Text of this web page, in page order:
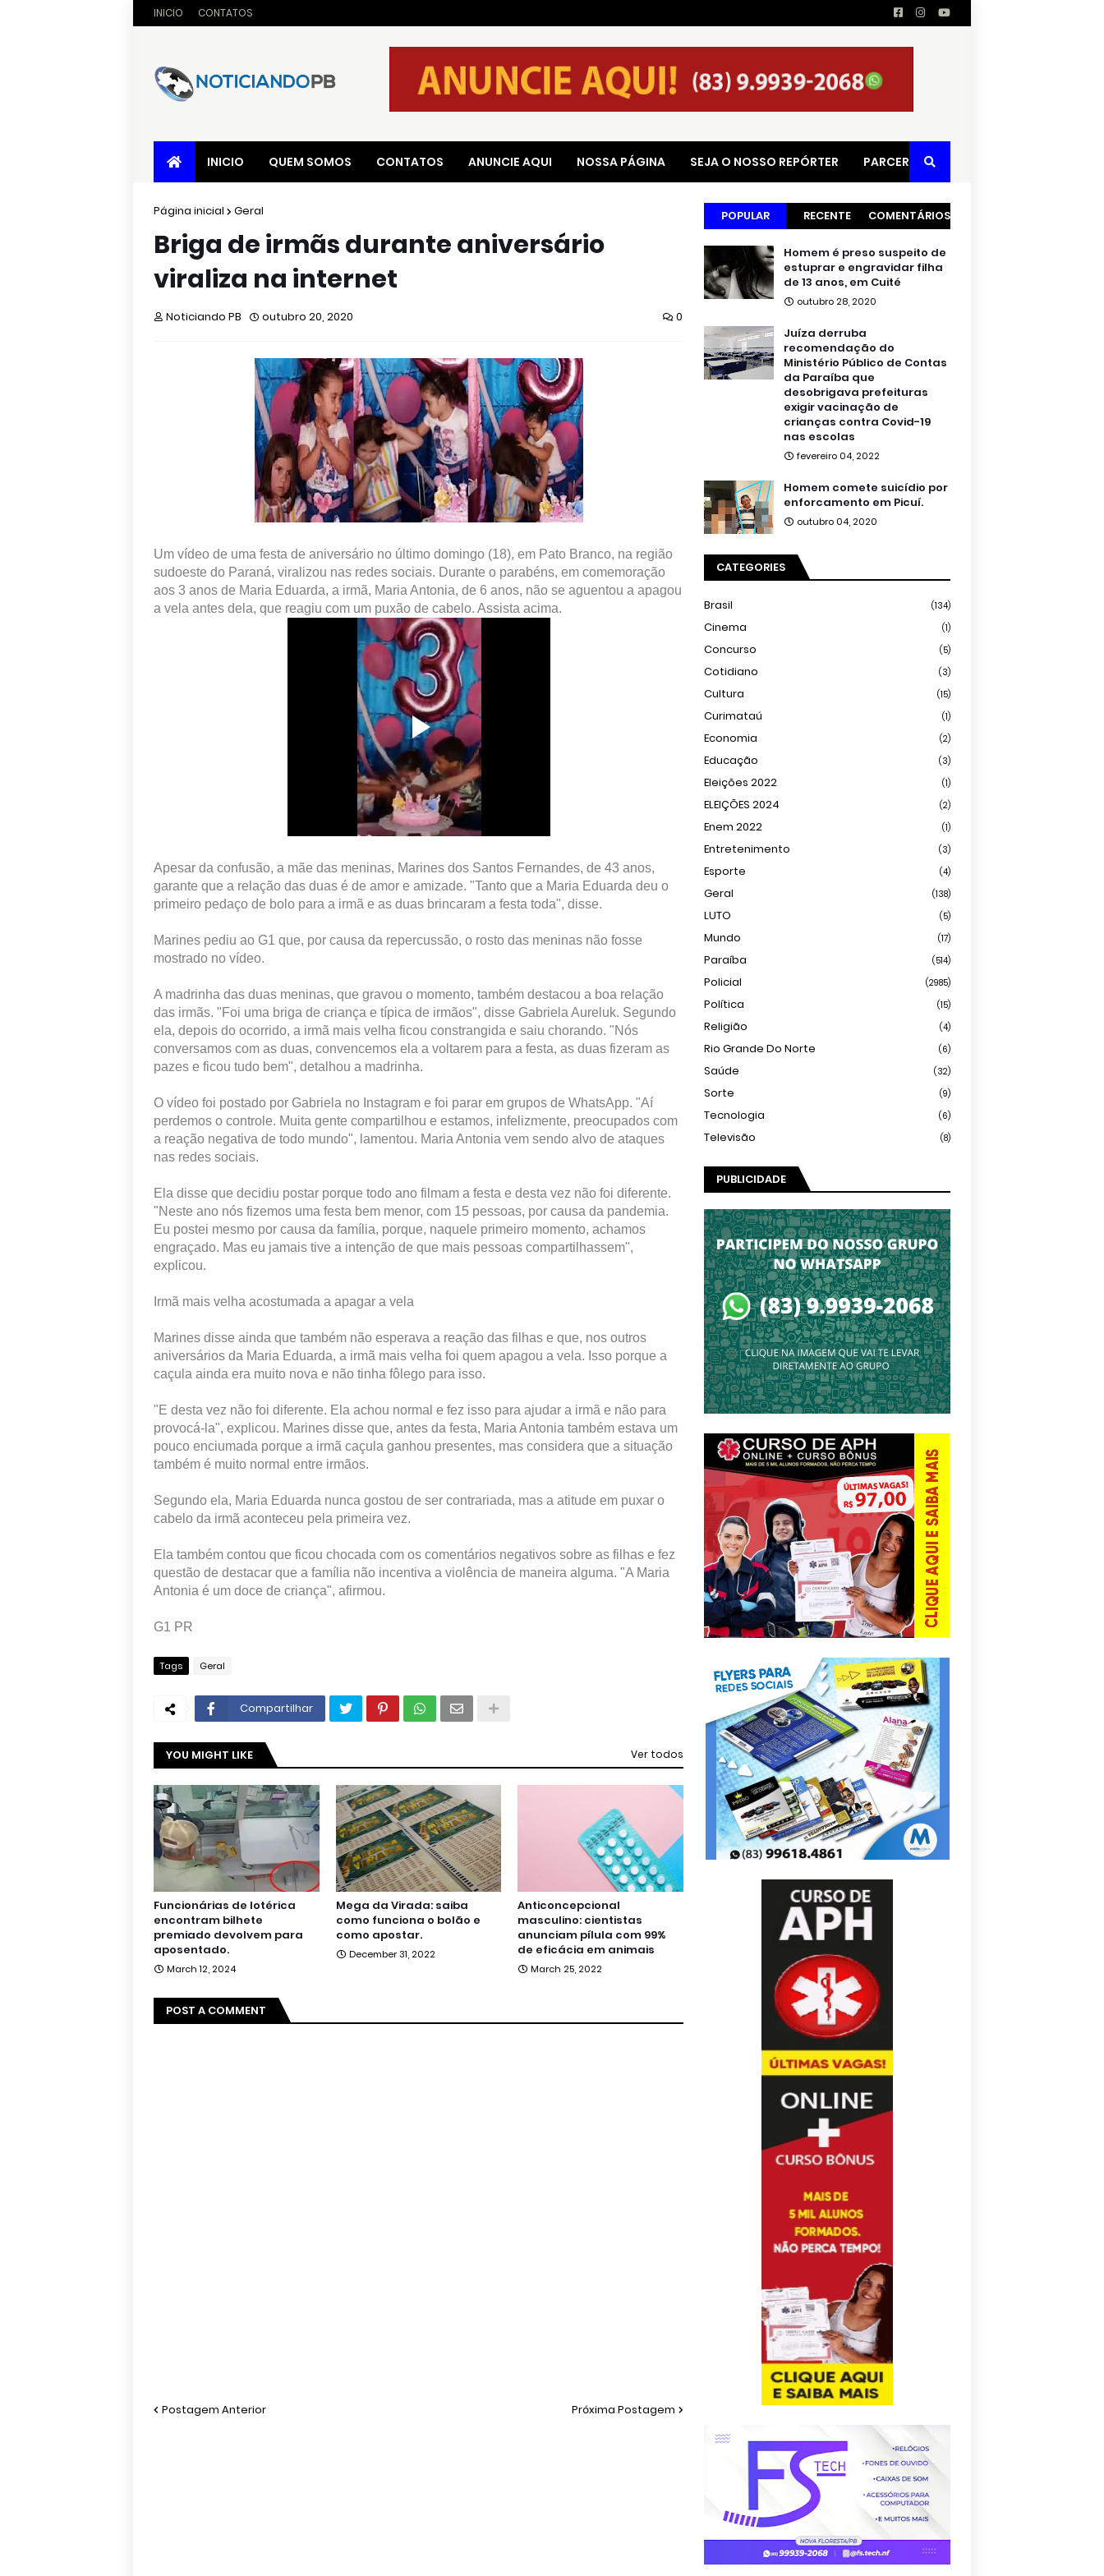
INICIO CONTATOS
INICIO QUEM SOMOS CONTATOS ANUNCIE AQUI NOSSA PÁGINA SEJA O NOSSO REPÓRTER PARCERIAS
Página inicial Geral
Briga de irmãs durante aniversário
viraliza na internet
Noticiando PB outubro 20, 2020 0
Um vídeo de uma festa de aniversário no último domingo (18), em Pato Branco, na região
sudoeste do Paraná, viralizou nas redes sociais. Durante o parabéns, em comemoração
aos 3 anos de Maria Eduarda, a irmã, Maria Antonia, de 6 anos, não se aguentou a apagou
a vela antes dela, que reagiu com um puxão de cabelo. Assista acima.
Apesar da confusão, a mãe das meninas, Marines dos Santos Fernandes, de 43 anos,
garante que a relação das duas é de amor e amizade. "Tanto que a Maria Eduarda deu o
primeiro pedaço de bolo para a irmã e as duas brincaram a festa toda", disse.
Marines pediu ao G1 que, por causa da repercussão, o rosto das meninas não fosse
mostrado no vídeo.
A madrinha das duas meninas, que gravou o momento, também destacou a boa relação
das irmãs. "Foi uma briga de criança e típica de irmãos", disse Gabriela Aureluk. Segundo
ela, depois do ocorrido, a irmã mais velha ficou constrangida e saiu chorando. "Nós
conversamos com as duas, convencemos ela a voltarem para a festa, as duas fizeram as
pazes e ficou tudo bem", detalhou a madrinha.
O vídeo foi postado por Gabriela no Instagram e foi parar em grupos de WhatsApp. "Aí
perdemos o controle. Muita gente compartilhou e estamos, infelizmente, preocupados com
a reação negativa de todo mundo", lamentou. Maria Antonia vem sendo alvo de ataques
nas redes sociais.
Ela disse que decidiu postar porque todo ano filmam a festa e desta vez não foi diferente.
"Neste ano nós fizemos uma festa bem menor, com 15 pessoas, por causa da pandemia.
Eu postei mesmo por causa da família, porque, naquele primeiro momento, achamos
engraçado. Mas eu jamais tive a intenção de que mais pessoas compartilhassem",
explicou.
Irmã mais velha acostumada a apagar a vela
Marines disse ainda que também não esperava a reação das filhas e que, nos outros
aniversários da Maria Eduarda, a irmã mais velha foi quem apagou a vela. Isso porque a
caçula ainda era muito nova e não tinha fôlego para isso.
"E desta vez não foi diferente. Ela achou normal e fez isso para ajudar a irmã e não para
provocá-la", explicou. Marines disse que, antes da festa, Maria Antonia também estava um
pouco enciumada porque a irmã caçula ganhou presentes, mas considera que a situação
também é muito normal entre irmãos.
Segundo ela, Maria Eduarda nunca gostou de ser contrariada, mas a atitude em puxar o
cabelo da irmã aconteceu pela primeira vez.
Ela também contou que ficou chocada com os comentários negativos sobre as filhas e fez
questão de destacar que a família não incentiva a violência de maneira alguma. "A Maria
Antonia é um doce de criança", afirmou.
G1 PR
Tags Geral
Compartilhar
YOU MIGHT LIKE Ver todos
Funcionárias de lotérica
encontram bilhete
premiado devolvem para
aposentado.
March 12, 2024
Mega da Virada: saiba
como funciona o bolão e
como apostar.
December 31, 2022
Anticoncepcional
masculino: cientistas
anunciam pílula com 99%
de eficácia em animais
March 25, 2022
POST A COMMENT
Postagem Anterior Próxima Postagem
POPULAR RECENTE COMENTÁRIOS
Homem é preso suspeito de
estuprar e engravidar filha
de 13 anos, em Cuité
outubro 28, 2020
Juíza derruba
recomendação do
Ministério Público de Contas
da Paraíba que
desobrigava prefeituras
exigir vacinação de
crianças contra Covid-19
nas escolas
fevereiro 04, 2022
Homem comete suicídio por
enforcamento em Picuí.
outubro 04, 2020
CATEGORIES
Brasil (134)
Cinema (1)
Concurso (5)
Cotidiano (3)
Cultura (15)
Curimataú (1)
Economia (2)
Educação (3)
Eleições 2022 (1)
ELEIÇÕES 2024 (2)
Enem 2022 (1)
Entretenimento (3)
Esporte (4)
Geral (138)
LUTO (5)
Mundo (17)
Paraíba (514)
Policial (2985)
Política (15)
Religião (4)
Rio Grande Do Norte (6)
Saúde (32)
Sorte (9)
Tecnologia (6)
Televisão (8)
PUBLICIDADE